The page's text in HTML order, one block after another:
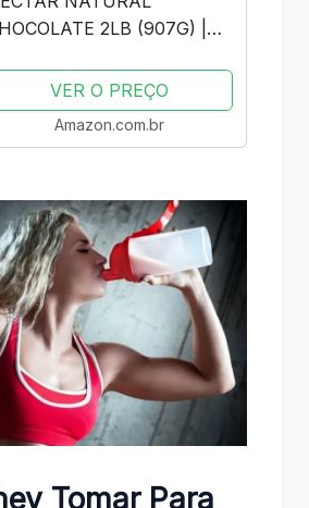
2LB (907G) |
VER O PREÇO
Amazon.com.br
Tomar Para